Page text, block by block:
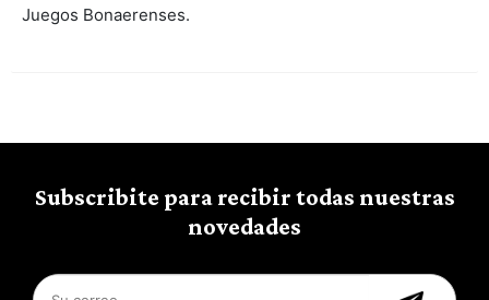
Juegos Bonaerenses.
Subscribite para recibir todas nuestras
novedades